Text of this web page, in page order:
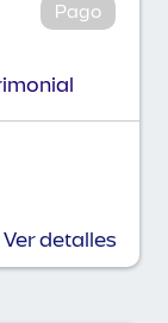
Pago
Ver detalles